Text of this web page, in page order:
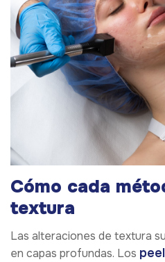
Cómo cada
textura
Las alteraciones de textura
en capas profundas. Los